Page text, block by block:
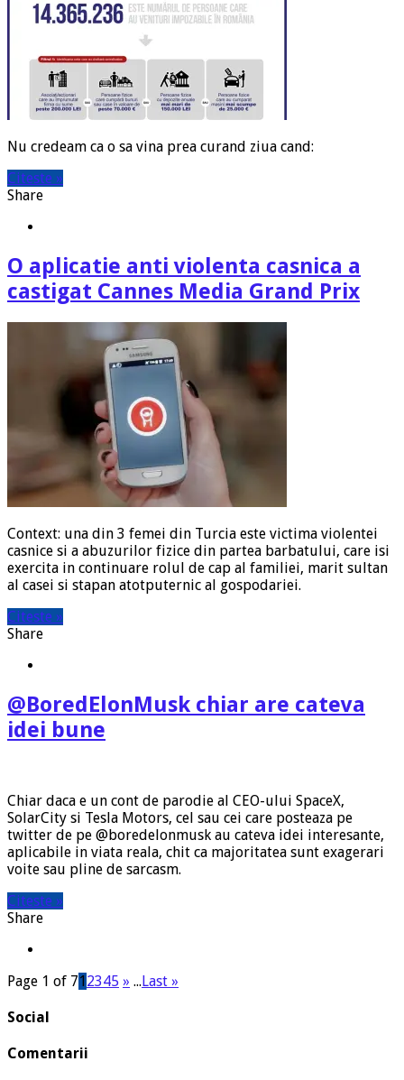
Nu credeam ca o sa vina prea curand ziua cand:
Citeste »
Share
O aplicatie anti violenta casnica a
castigat Cannes Media Grand Prix
Context: una din 3 femei din Turcia este victima violentei
casnice si a abuzurilor fizice din partea barbatului, care isi
exercita in continuare rolul de cap al familiei, marit sultan
al casei si stapan atotputernic al gospodariei.
Citeste »
Share
@BoredElonMusk chiar are cateva
idei bune
Chiar daca e un cont de parodie al CEO-ului SpaceX,
SolarCity si Tesla Motors, cel sau cei care posteaza pe
twitter de pe @boredelonmusk au cateva idei interesante,
aplicabile in viata reala, chit ca majoritatea sunt exagerari
voite sau pline de sarcasm.
Citeste »
Share
Page 1 of 71 2345 » ...Last »
Social
Comentarii